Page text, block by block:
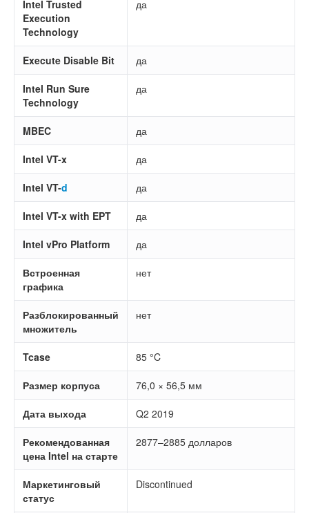
Intel Trusted
Execution
Technology
да
Execute Disable Bit да
Intel Run Sure
Technology
да
MBEC да
Intel VT-x да
Intel VT-d да
Intel VT-x with EPT да
Intel vPro Platform да
Встроенная
графика
нет
Разблокированный
множитель
нет
Tcase 85 °C
Размер корпуса 76,0 × 56,5 мм
Дата выхода Q2 2019
Рекомендованная
цена Intel на старте
2877–2885 долларов
Маркетинговый
статус
Discontinued